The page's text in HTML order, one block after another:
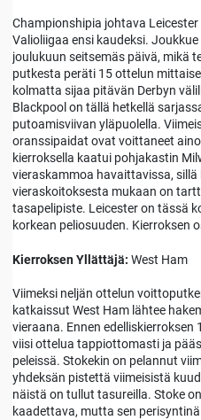
Championshipia johtava
Valioliigaa ensi kaudeksi.
joulukuun seitsemäs päivä, mikä
putkesta peräti 15 ottelun
kolmatta sijaa pitävän Derbyn
Blackpool on tällä hetkellä
putoamisviivan yläpuolella.
oranssipaidat ovat voittaneet
kierroksella kaatui pohjakastin
vieraskammoa havaittavissa,
vieraskoitoksesta mukaan on
tasapelipiste. Leicester on tässä
korkean peliosuuden. Kierroksen
Kierroksen Yllättäjä: West Ham
Viimeksi neljän ottelun
katkaissut West Ham lähtee
vieraana. Ennen
viisi ottelua tappiottomasti ja
peleissä. Stokekin on pelannut
yhdeksän pistettä viimeisistä
näistä on tullut tasureilla. Stoke
kaadettava, mutta sen